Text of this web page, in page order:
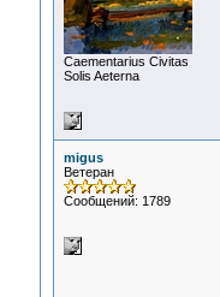
Сaementarius Civitas
Solis Aeterna
migus
Ветеран
Сообщений: 1789